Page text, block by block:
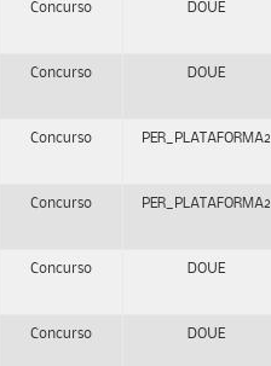
Concurso DOUE
Concurso DOUE
Concurso PER_PLATAFORMA2
Concurso PER_PLATAFORMA2
Concurso DOUE
Concurso DOUE